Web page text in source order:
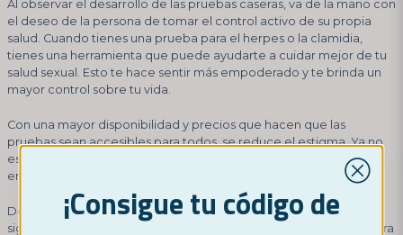
Al observar el desarrollo de las pruebas caseras, va de la mano con
el deseo de la persona de tomar el control activo de su propia
salud. Cuando tienes una prueba para el herpes o la clamidia,
tienes una herramienta que puede ayudarte a cuidar mejor de tu
salud sexual. Esto te hace sentir más empoderado y te brinda un
mayor control sobre tu vida.
Con una mayor disponibilidad y precios que hacen que las
pruebas sean accesibles para todos, se reduce el estigma. Ya no
es tan difícil abordar el tema si se ha sido infectado por una
enfermedad de transmisión sexual en particular.
Después de hacerte la prueba, puede ser mucho más fácil dar el
siguiente paso y buscar activamente ayuda para los síntomas. Para
¡Consigue tu código de